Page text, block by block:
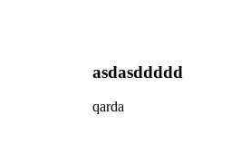
asdasddddd
qarda